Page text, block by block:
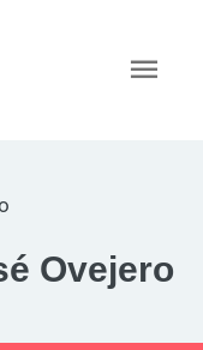
Ovejero